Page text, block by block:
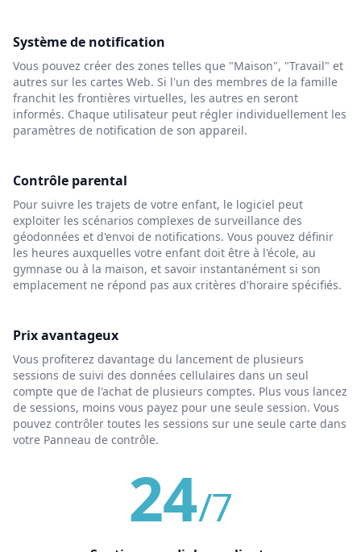
Système de notification
Vous pouvez créer des zones telles que "Maison", "Travail" et
autres sur les cartes Web. Si l'un des membres de la famille
franchit les frontières virtuelles, les autres en seront
informés. Chaque utilisateur peut régler individuellement les
paramètres de notification de son appareil.
Contrôle parental
Pour suivre les trajets de votre enfant, le logiciel peut
exploiter les scénarios complexes de surveillance des
géodonnées et d'envoi de notifications. Vous pouvez définir
les heures auxquelles votre enfant doit être à l'école, au
gymnase ou à la maison, et savoir instantanément si son
emplacement ne répond pas aux critères d'horaire spécifiés.
Prix avantageux
Vous profiterez davantage du lancement de plusieurs
sessions de suivi des données cellulaires dans un seul
compte que de l'achat de plusieurs comptes. Plus vous lancez
de sessions, moins vous payez pour une seule session. Vous
pouvez contrôler toutes les sessions sur une seule carte dans
votre Panneau de contrôle.
24/7